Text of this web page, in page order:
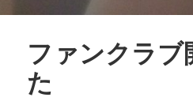
ファンクラブ
た